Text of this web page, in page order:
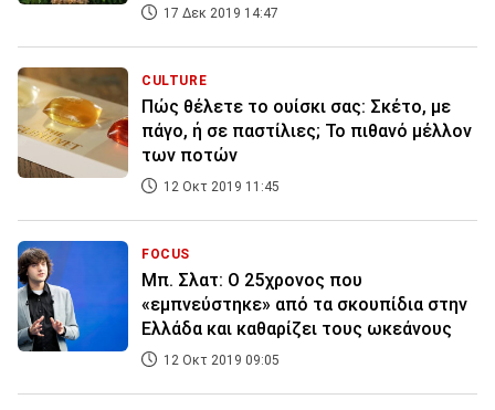
17 Δεκ 2019 14:47
CULTURE
Πώς θέλετε το ουίσκι σας: Σκέτο, με
πάγο, ή σε παστίλιες; Το πιθανό μέλλον
των ποτών
12 Οκτ 2019 11:45
FOCUS
Μπ. Σλατ: Ο 25χρονος που
«εμπνεύστηκε» από τα σκουπίδια στην
Ελλάδα και καθαρίζει τους ωκεάνους
12 Οκτ 2019 09:05